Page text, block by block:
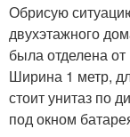
Обрисую
двухэтажного
была отделена
Ширина 1 метр,
стоит унитаз по
под окном